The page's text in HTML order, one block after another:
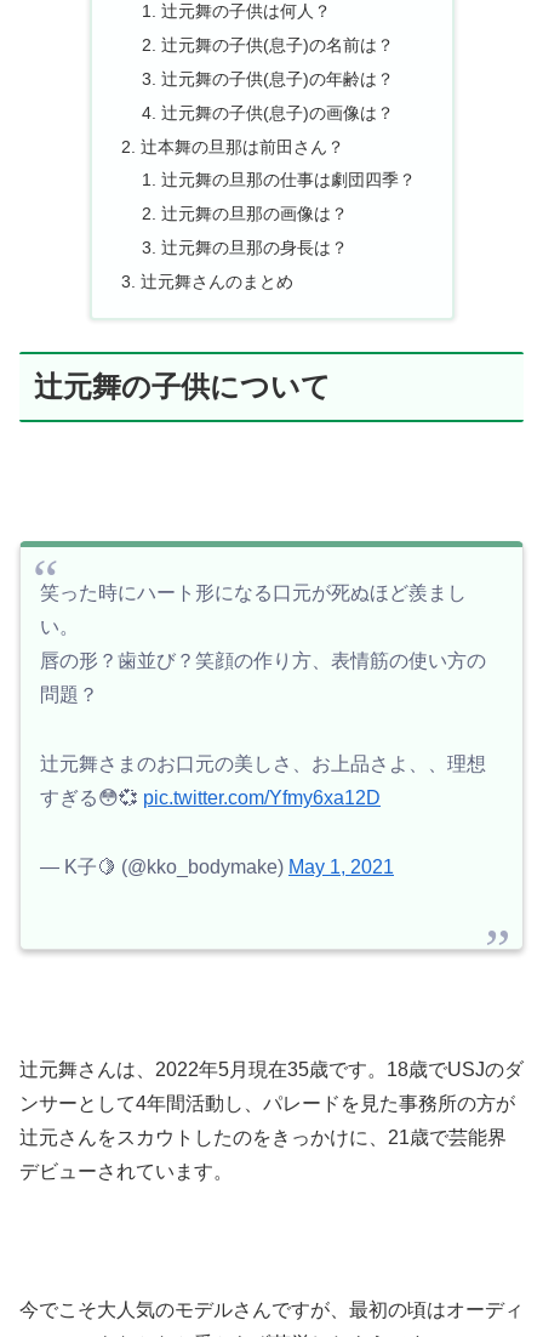
辻元舞の子供は何人？
辻元舞の子供(息子)の名前は？
辻元舞の子供(息子)の年齢は？
辻元舞の子供(息子)の画像は？
辻本舞の旦那は前田さん？
辻元舞の旦那の仕事は劇団四季？
辻元舞の旦那の画像は？
辻元舞の旦那の身長は？
辻元舞さんのまとめ
辻元舞の子供について
笑った時にハート形になる口元が死ぬほど羨まし
い。
唇の形？歯並び？笑顔の作り方、表情筋の使い方の
問題？
辻元舞さまのお口元の美しさ、お上品さよ、、理想
すぎる😳💞 pic.twitter.com/Yfmy6xa12D
— K子🍋 (@kko_bodymake) May 1, 2021
辻元舞さんは、2022年5月現在35歳です。18歳でUSJのダ
ンサーとして4年間活動し、パレードを見た事務所の方が
辻元さんをスカウトしたのをきっかけに、21歳で芸能界
デビューされています。
今でこそ大人気のモデルさんですが、最初の頃はオーディ